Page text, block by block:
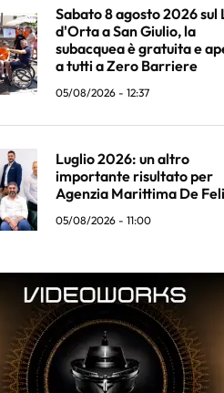
Sabato 8 agosto 2026 sul
d'Orta a San Giulio, la
subacquea è gratuita e
a tutti a Zero Barriere
05/08/2026 - 12:37
Luglio 2026: un altro
importante risultato per
Agenzia Marittima De
05/08/2026 - 11:00